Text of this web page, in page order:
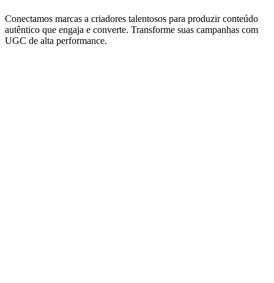
Conectamos marcas a criadores talentosos para produzir conteúdo
autêntico que engaja e converte. Transforme suas campanhas com
UGC de alta performance.